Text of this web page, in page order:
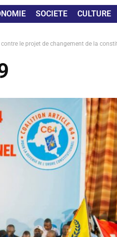
SOCIETE CULTURE
le projet de changement de la